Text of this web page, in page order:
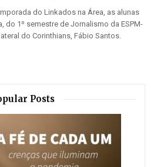
do Linkados na Área, as alunas
do 1º semestre de Jornalismo da ESPM-
do Corinthians, Fábio Santos.
Posts